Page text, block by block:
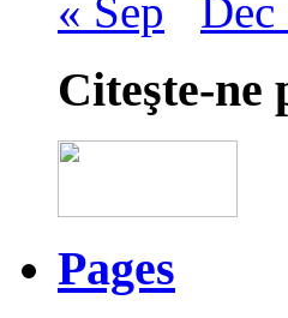
« Sep Dec
Citeşte-ne
Pages